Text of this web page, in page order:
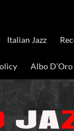
Italian Jazz
Albo D’Oro